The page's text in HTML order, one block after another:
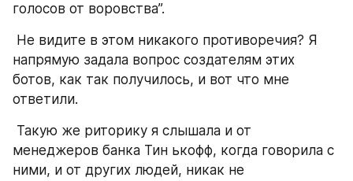
голосов от воровства”.
напрямую задала вопрос создателям этих
ботов, как так получилось, и вот что мне
ответили.
менеджеров банка Тин ькофф, когда говорила с
ними, и от других людей, никак не